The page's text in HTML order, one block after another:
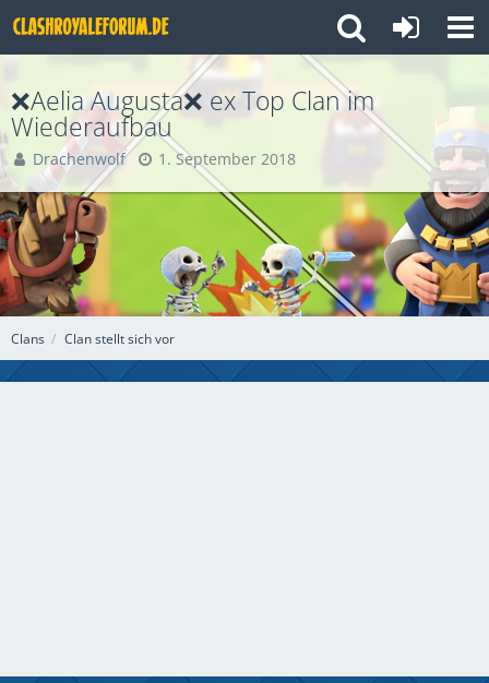
Clans Clan stellt sich vor
❌Aelia Augusta❌ ex Top Clan im
Wiederaufbau
Drachenwolf 1. September 2018